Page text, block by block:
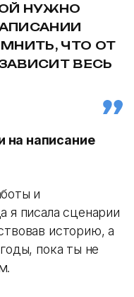
НУЖНО
ЧТО ОТ
ВЕСЬ
на написание
и
я писала сценарии
историю, а
пока ты не